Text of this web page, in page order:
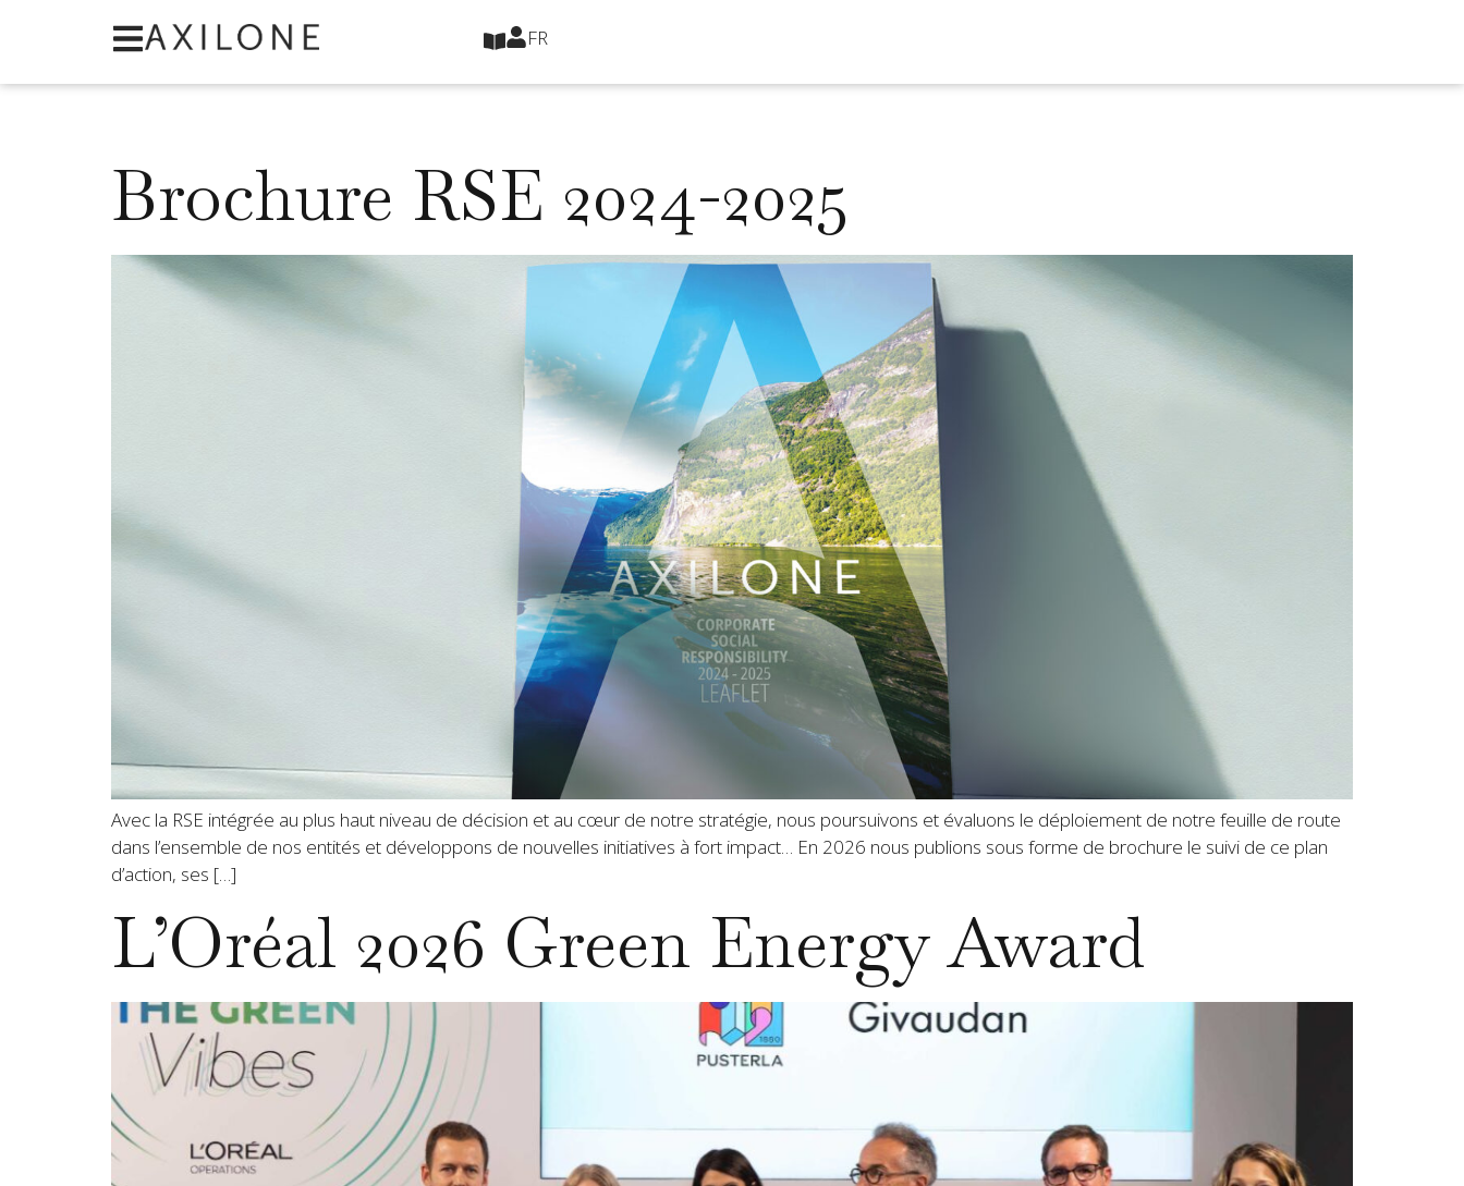
FR
Brochure RSE 2024-2025
Avec la RSE intégrée au plus haut niveau de décision et au cœur de notre stratégie, nous poursuivons et évaluons le déploiement de notre feuille de route
dans l’ensemble de nos entités et développons de nouvelles initiatives à fort impact… En 2026 nous publions sous forme de brochure le suivi de ce plan
d’action, ses […]
L’Oréal 2026 Green Energy Award